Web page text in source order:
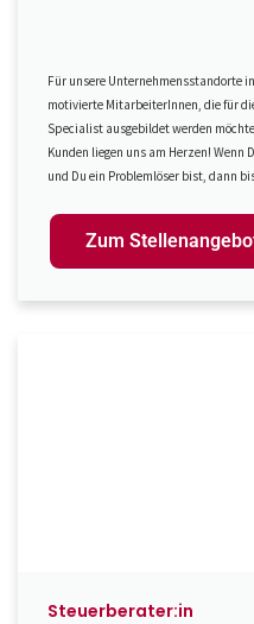
Für unsere Unternehmensstandorte
motivierte MitarbeiterInnen, die für
Specialist ausgebildet werden
Kunden liegen uns am Herzen! Wenn
und Du ein Problemlöser bist, dann
Zum
Steuerberater:in